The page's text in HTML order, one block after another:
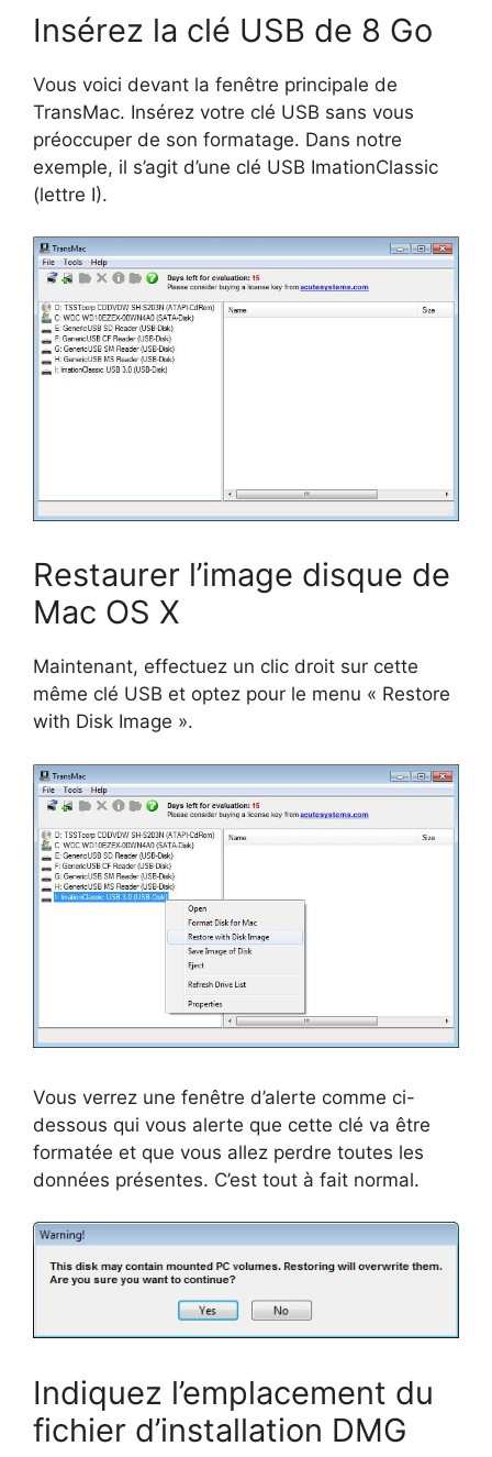
Insérez la clé USB de 8 Go
Vous voici devant la fenêtre principale de
TransMac. Insérez votre clé USB sans vous
préoccuper de son formatage. Dans notre
exemple, il s’agit d’une clé USB ImationClassic
(lettre I).
Restaurer l’image disque de
Mac OS X
Maintenant, effectuez un clic droit sur cette
même clé USB et optez pour le menu « Restore
with Disk Image ».
Vous verrez une fenêtre d’alerte comme ci-
dessous qui vous alerte que cette clé va être
formatée et que vous allez perdre toutes les
données présentes. C’est tout à fait normal.
Indiquez l’emplacement du
fichier d’installation DMG